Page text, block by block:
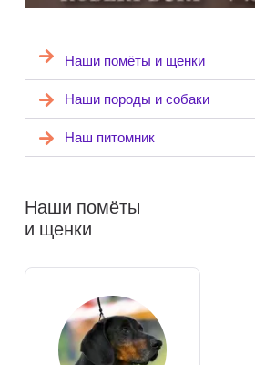
Наши помёты и щенки
Наши породы и собаки
Наш питомник
Наши помёты
и щенки